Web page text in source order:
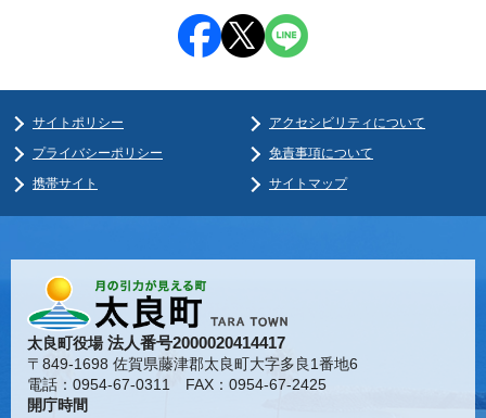
サイトポリシー
アクセシビリティについて
プライバシーポリシー
免責事項について
携帯サイト
サイトマップ
太良町役場法人番号2000020414417
〒849-1698 佐賀県藤津郡太良町大字多良1番地6
電話：0954-67-0311 FAX：0954-67-2425
開庁時間